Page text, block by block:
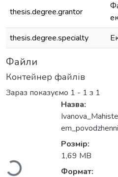
thesis.degree.grantor
thesis.degree.specialty
Файли
Контейнер файлів
Зараз показуємо 1 - 1 з 1
Вантажиться...
Назва:
Розмір:
1,69 MB
Формат: